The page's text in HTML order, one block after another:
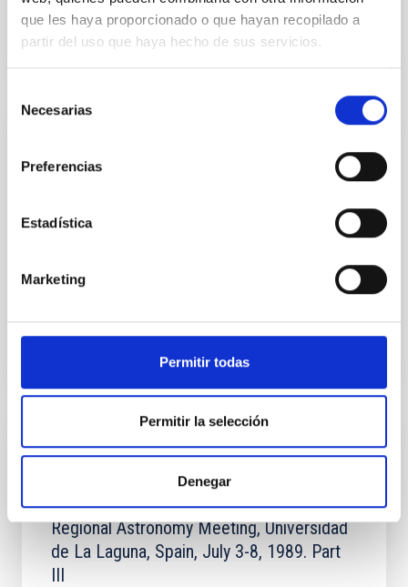
que les haya proporcionado o que hayan recopilado a
partir del uso que haya hecho de sus servicios.
Necesarias
Preferencias
Estadística
Marketing
Permitir todas
Permitir la selección
Denegar
Multidimensional energy transfer by
Both linear and nonlinear analysis are used to gain a
spatially...
PUBLICACIÓN
New windows to the universe;
Proceedings of the Eleventh IAU European
Regional Astronomy Meeting, Universidad
de La Laguna, Spain, July 3-8, 1989. Part
III